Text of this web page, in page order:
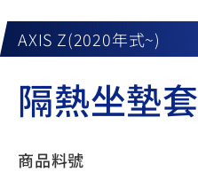
AXIS Z(2020年式~)
隔熱坐墊套
商品料號